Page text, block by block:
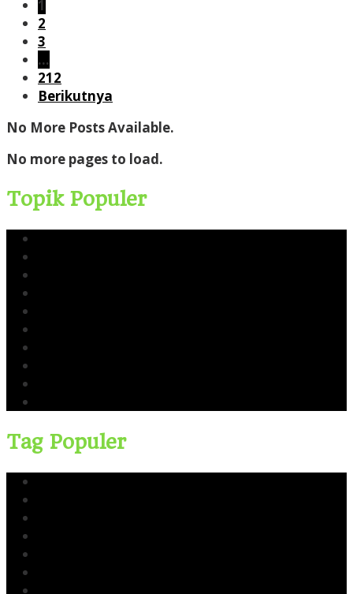
1
2
3
…
212
Berikutnya
No More Posts Available.
No more pages to load.
Topik Populer
Tag Populer